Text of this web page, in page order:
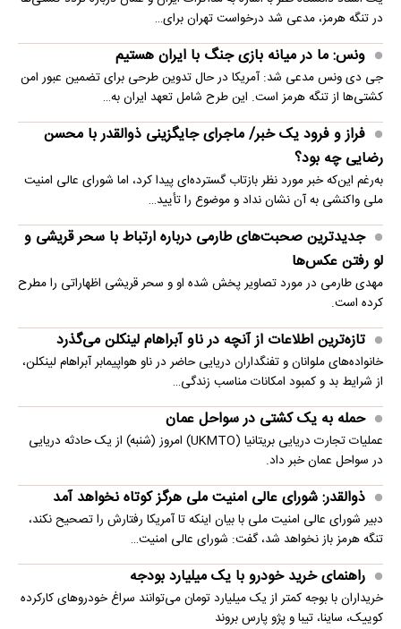
در تنگه هرمز، مدعی شد درخواست تهران برای…
ونس: ما در میانه بازی جنگ با ایران هستیم
جی دی ونس مدعی شد: آمریکا در حال تدوین طرحی برای تضمین عبور امن
کشتی‌ها از تنگه هرمز است. این طرح شامل تعهد ایران به…
فراز و فرود یک خبر/ ماجرای جایگزینی ذوالقدر با محسن
رضایی چه بود؟
به‌رغم این‌که خبر مورد نظر بازتاب گسترده‌ای پیدا کرد، اما شورای عالی امنیت
ملی واکنشی به آن نشان نداد و موضوع را تأیید…
جدیدترین صحبت‌های طارمی درباره ارتباط با سحر قریشی و
لو رفتن عکس‌ها
مهدی طارمی در مورد تصاویر پخش شده او و سحر قریشی اظهاراتی را مطرح
کرده است.
تازه‌ترین اطلاعات از آنچه در ناو آبراهام لینکلن می‌گذرد
خانواده‌های ملوانان و تفنگداران دریایی حاضر در ناو هواپیمابر آبراهام لینکلن،
از شرایط بد و کمبود امکانات مناسب زندگی…
حمله به یک کشتی در سواحل عمان
عملیات تجارت دریایی بریتانیا (UKMTO) امروز (شنبه) از یک حادثه دریایی
در سواحل عمان خبر داد.
ذوالقدر: شورای عالی امنیت ملی هرگز کوتاه نخواهد آمد
دبیر شورای عالی امنیت ملی با بیان اینکه تا آمریکا رفتارش را تصحیح نکند،
تنگه هرمز باز نخواهد شد، گفت: شورای عالی امنیت…
راهنمای خرید خودرو با یک میلیارد بودجه
خریداران با بوجه کمتر از یک میلیارد تومان می‌توانند سراغ خودروهای کارکرده
کوییک، ساینا، تیبا و پژو پارس بروند